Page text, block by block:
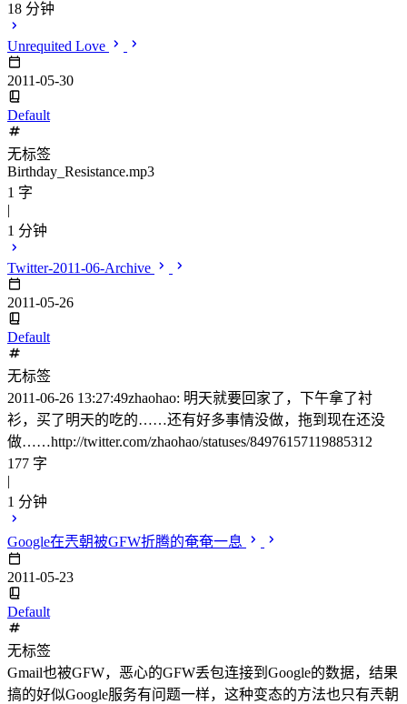
18 分钟
Unrequited Love
2011-05-30
Default
无标签
Birthday_Resistance.mp3
1 字
|
1 分钟
Twitter-2011-06-Archive
2011-05-26
Default
无标签
2011-06-26 13:27:49zhaohao: 明天就要回家了，下午拿了衬
衫，买了明天的吃的……还有好多事情没做，拖到现在还没
做……http://twitter.com/zhaohao/statuses/84976157119885312
177 字
|
1 分钟
Google在兲朝被GFW折腾的奄奄一息
2011-05-23
Default
无标签
Gmail也被GFW，恶心的GFW丢包连接到Google的数据，结果
搞的好似Google服务有问题一样，这种变态的方法也只有兲朝